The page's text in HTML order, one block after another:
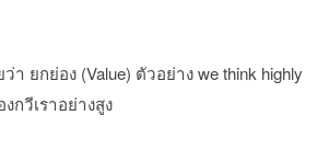
า ยกย่อง (Value) ตัวอย่าง we think highly
กวีเราอย่างสูง